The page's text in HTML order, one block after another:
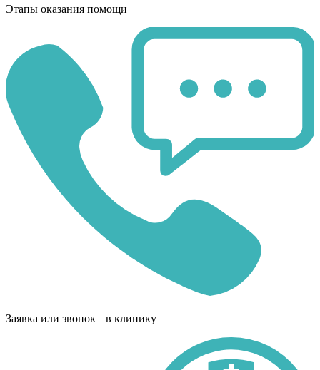
Этапы оказания помощи
Заявка или звонок в клинику